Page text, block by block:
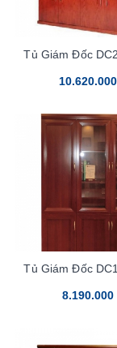
Tủ Giám Đốc
Tủ Giám Đốc
8.190.000